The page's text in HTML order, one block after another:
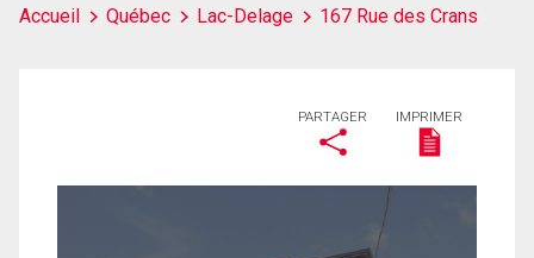
Accueil
Québec Lac-Delage 167 Rue des Crans
PARTAGER IMPRIMER